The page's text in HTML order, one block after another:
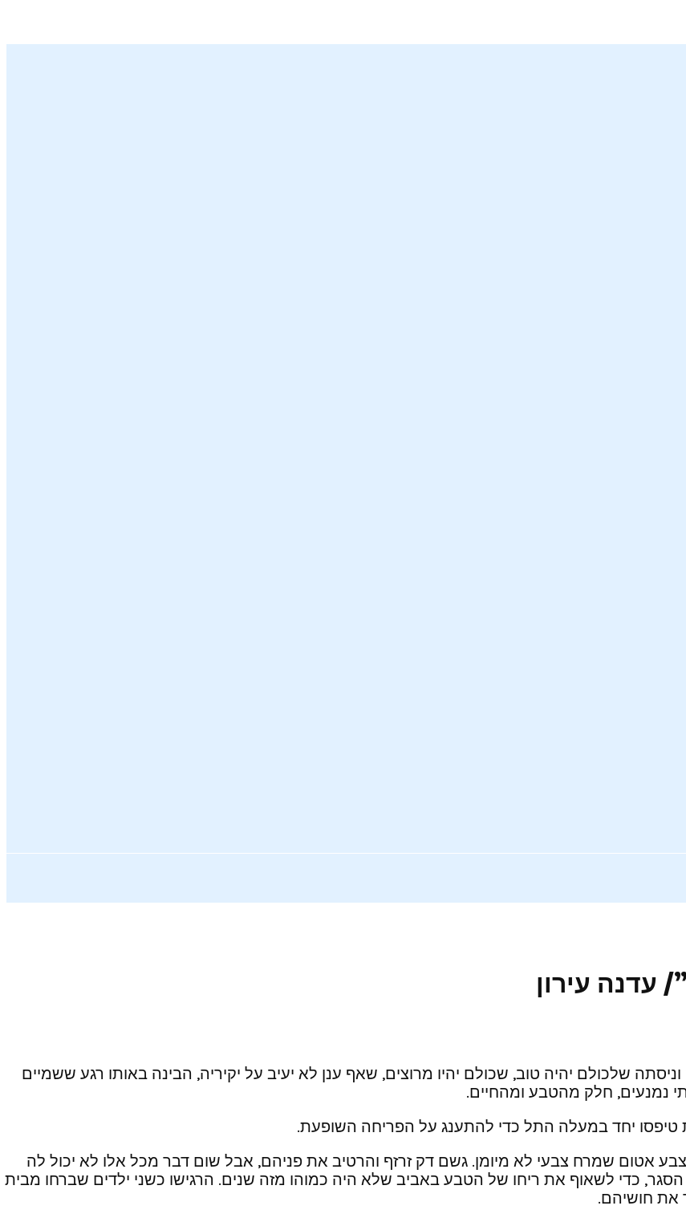
עדנה עירון
שלכולם יהיה טוב, שכולם יהיו מרוצים, שאף ענן לא יעיב על יקיריה, הבינה באותו רגע ששמיים
נמנעים, חלק מהטבע ומהחיים.
יחד במעלה התל כדי להתענג על הפריחה השופעת.
צבע אטום שמרח צבעי לא מיומן. גשם דק זרזף והרטיב את פניהם, אבל שום דבר מכל אלו לא יכול לה
כדי לשאוף את ריחו של הטבע באביב שלא היה כמוהו מזה שנים. הרגישו כשני ילדים שברחו מבית
את חושיהם.